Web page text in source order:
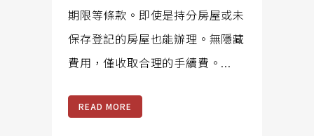
期限等條款。即使是持分房屋或未
保存登記的房屋也能辦理。無隱藏
費用，僅收取合理的手續費。...
READ MORE